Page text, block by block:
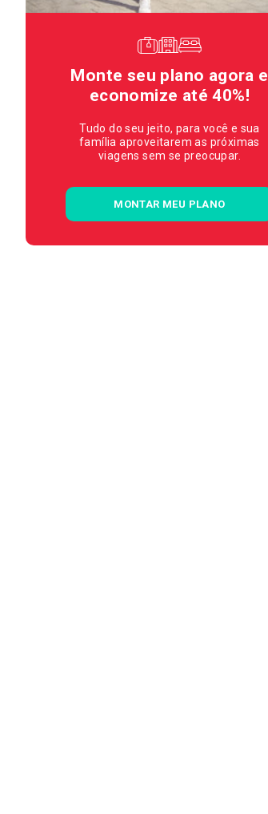
Monte seu plano agora e
economize até 40%!
Tudo do seu jeito, para você e sua
família aproveitarem as próximas
viagens sem se preocupar.
MONTAR MEU PLANO